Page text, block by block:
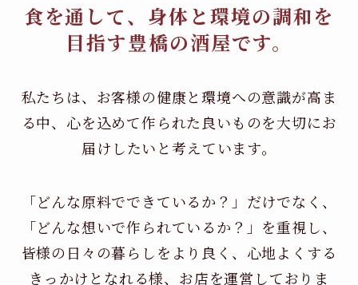
食を通して、身体と環境の調和を
目指す豊橋の酒屋です。
私たちは、お客様の健康と環境への意識が高ま
る中、 心を込めて作られた良いものを大切にお
届けしたいと考えています。
「どんな原料でできているか？」だけでなく、
「どんな想いで作られているか？」を重視し、
皆様の日々の暮らしをより良く、心地よくする
きっかけとなれる様、お店を運営しておりま